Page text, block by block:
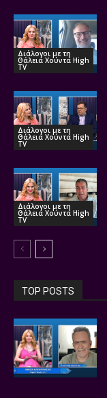
Διάλογοι με τη
Θάλεια Χούντα High
TV
Διάλογοι με τη
Θάλεια Χούντα High
TV
Διάλογοι με τη
Θάλεια Χούντα High
TV
TOP POSTS